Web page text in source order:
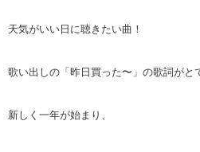
天気がいい日に聴きたい曲！
歌い出しの「昨日買った〜」の歌詞がと
新しく一年が始まり、